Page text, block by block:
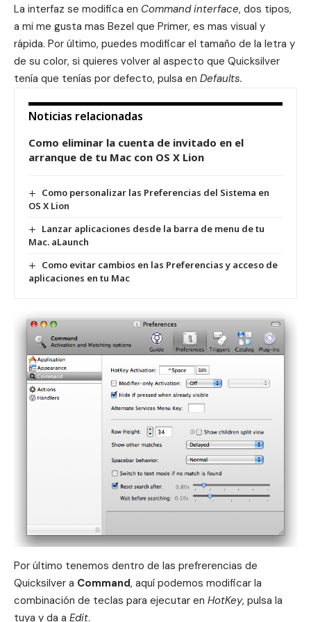
La interfaz se modifica en Command interface, dos tipos,
a mi me gusta mas Bezel que Primer, es mas visual y
rápida. Por último, puedes modificar el tamaño de la letra y
de su color, si quieres volver al aspecto que Quicksilver
tenía que tenías por defecto, pulsa en Defaults.
Noticias relacionadas
Como eliminar la cuenta de invitado en el
arranque de tu Mac con OS X Lion
Como personalizar las Preferencias del Sistema en
OS X Lion
Lanzar aplicaciones desde la barra de menu de tu
Mac. aLaunch
Como evitar cambios en las Preferencias y acceso de
aplicaciones en tu Mac
Por último tenemos dentro de las prefrerencias de
Quicksilver a Command, aquí podemos modificar la
combinación de teclas para ejecutar en HotKey, pulsa la
tuya y da a Edit.